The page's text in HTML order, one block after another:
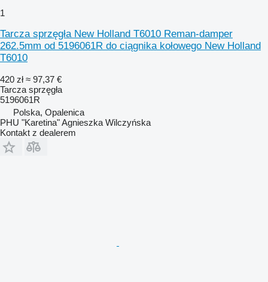
1
Tarcza sprzęgła New Holland T6010 Reman-damper
262.5mm od 5196061R do ciągnika kołowego New Holland
T6010
420 zł ≈ 97,37 €
Tarcza sprzęgła
5196061R
Polska, Opalenica
PHU "Karetina" Agnieszka Wilczyńska
Kontakt z dealerem